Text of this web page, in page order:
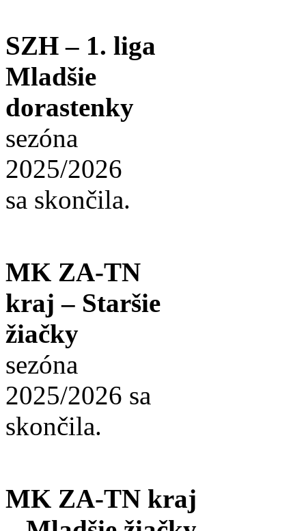
SZH – 1. liga
Mladšie
dorastenky
sezóna
2025/2026
sa skončila.
MK ZA-TN
kraj – Staršie
žiačky
sezóna
2025/2026 sa
skončila.
MK ZA-TN kraj